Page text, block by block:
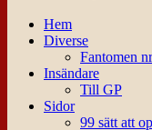
Hem
Diverse
Fantomen
Insändare
Till GP
Sidor
99 sätt att